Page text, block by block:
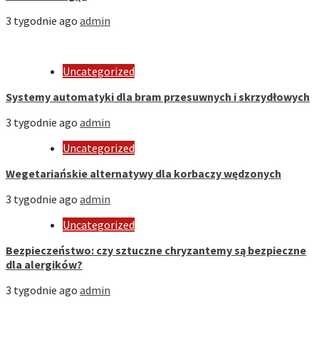
3 tygodnie ago admin
Uncategorized
Systemy automatyki dla bram przesuwnych i skrzydłowych
3 tygodnie ago admin
Uncategorized
Wegetariańskie alternatywy dla korbaczy wędzonych
3 tygodnie ago admin
Uncategorized
Bezpieczeństwo: czy sztuczne chryzantemy są bezpieczne
dla alergików?
3 tygodnie ago admin